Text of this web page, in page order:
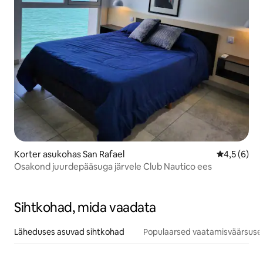
Korter asukohas San Rafael Keskmine
4,5 (6)
Osakond juurdepääsuga järvele Club Nautico ees
Sihtkohad, mida vaadata
Läheduses asuvad sihtkohad Populaarsed